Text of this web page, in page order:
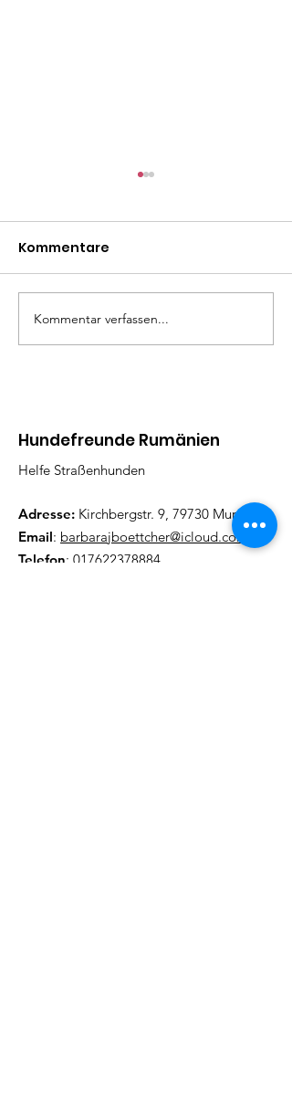
Kommentare
Kommentar verfassen...
Hundefreunde Rumänien
Helfe Straßenhunden
Adresse: Kirchbergstr. 9, 79730 Murg
Email: barbarajboettcher@icloud.com
Telefon: 017622378884